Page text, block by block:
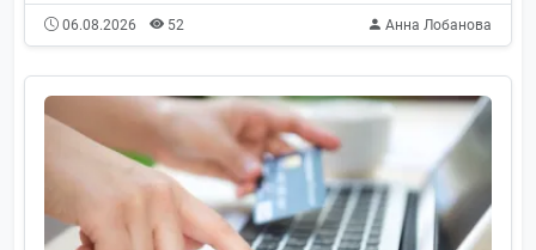
06.08.2026 52 Анна Лобанова